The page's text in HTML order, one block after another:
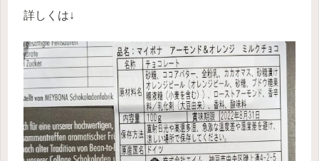
詳しくは↓